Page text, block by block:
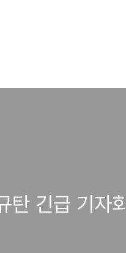
탄 긴급 기자